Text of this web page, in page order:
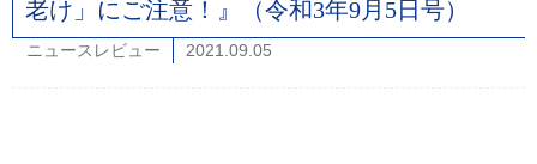
老け」にご注意！』（令和3年9月5日号）
ニュースレビュー 2021.09.05